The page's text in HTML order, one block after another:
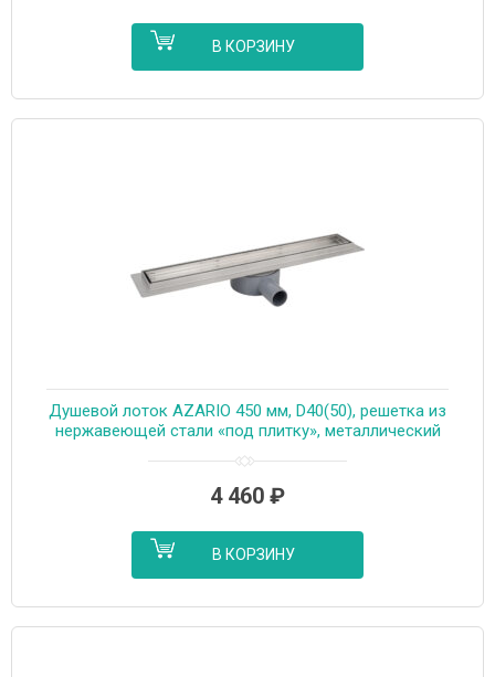
В КОРЗИНУ
Душевой лоток AZARIO 450 мм, D40(50), решетка из
нержавеющей стали «под плитку», металлический
(AZT3TILE450)
4 460 ₽
В КОРЗИНУ